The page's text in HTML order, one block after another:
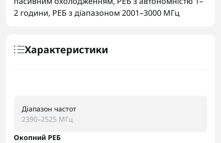
2 години, РЕБ з діапазоном 2001–3000 МГц
Характеристики
Діапазон частот
2390–2525 МГц
Окопний РЕБ